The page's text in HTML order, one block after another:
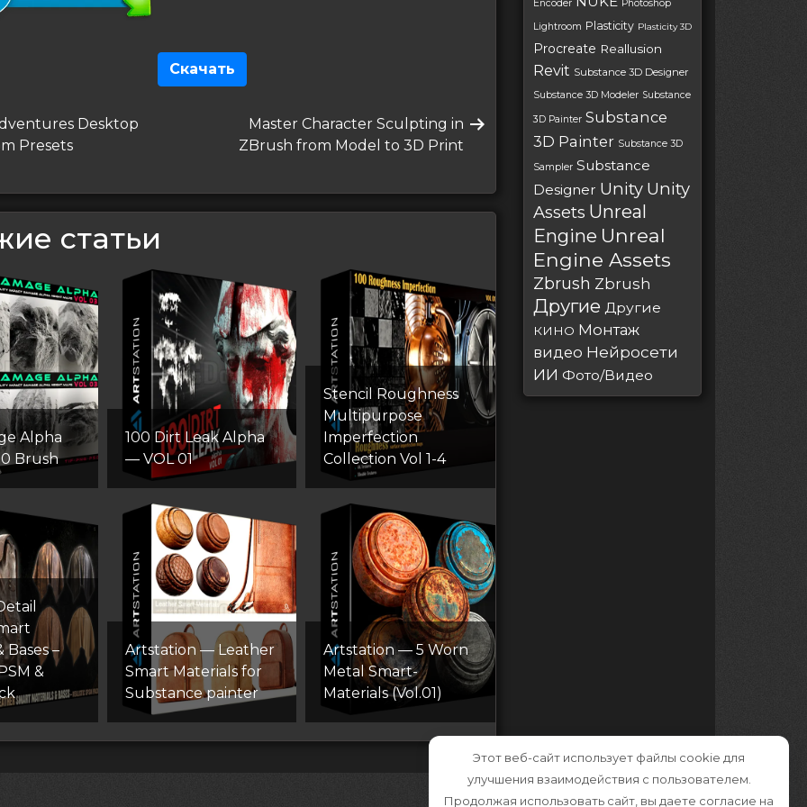
Скачать
Desktop
Presets
Следующая
запись
Master Character Sculpting in
ZBrush from Model to 3D Print
статьи
Alpha
Brush
100 Dirt Leak Alpha
— VOL 01
Stencil Roughness
Multipurpose
Imperfection
Collection Vol 1-4
Bases –
&
Artstation — Leather
Smart Materials for
Substance painter
Artstation — 5 Worn
Metal Smart-
Materials (Vol.01)
Encoder
Photoshop
Lightroom Plasticity Plasticity 3D
Procreate Reallusion
Revit Substance 3D Designer
Substance 3D Modeler Substance
3D Painter Substance
3D Painter Substance 3D
Sampler Substance
Designer Unity Unity
Assets Unreal
Engine Unreal
Engine Assets
Zbrush Zbrush
Другие Другие
КИНО Монтаж
видео Нейросети
ИИ Фото/Видео
Этот веб-сайт использует файлы cookie для
улучшения взаимодействия с пользователем.
Продолжая использовать сайт, вы даете согласие на